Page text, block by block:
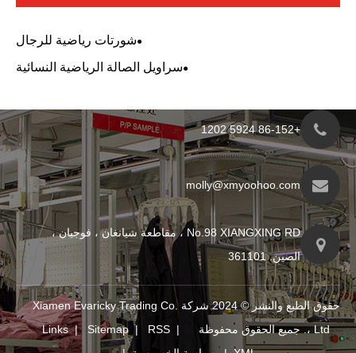
شورتات رياضية للرجال
سراويل الصالة الرياضية النسائية
No.98 XIANGXING RD ، مقاطعة شيانغان ، فوجيان ،
حقوق الطبع والنشر © 2024 شركة Xiamen Evaricky Trading Co.
Links | Sitemap|RSS|